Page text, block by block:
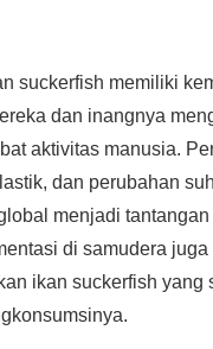
suckerfish memiliki
dan inangnya
aktivitas manusia.
dan perubahan
menjadi
di samudera juga
ikan suckerfish yang